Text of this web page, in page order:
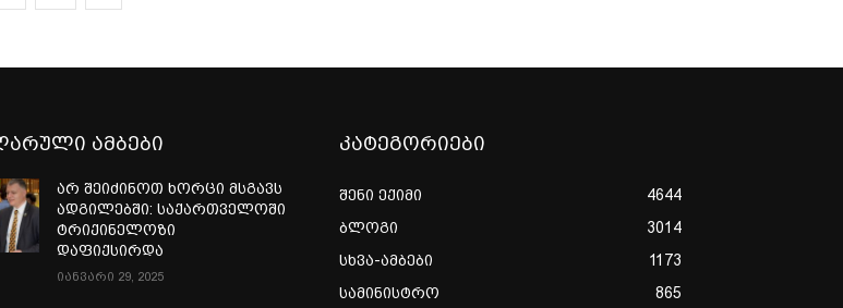
ამბები
არ შეიძინოთ ხორცი მსგავს
ადგილებში: საქართველოში
ტრიქინელოზი
დაფიქსირდა
იანვარი 29, 2025
კატეგორიები
შენი ექიმი
4644
ბლოგი
3014
სხვა-ამბები
1173
სამინისტრო
865